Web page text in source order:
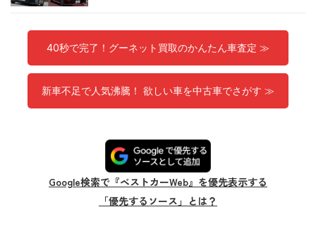
40秒で完了！グーネット買取のかんたん車査定 ≫
新車不足で人気沸騰！ 欲しい車を中古車でさがす ≫
Google検索で『ベストカーWeb』を優先表示する
「優先するソース」とは？